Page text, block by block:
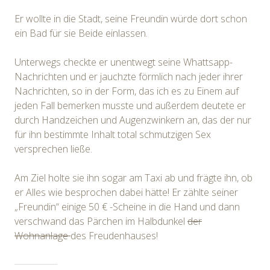
Er wollte in die Stadt, seine Freundin würde dort schon
ein Bad für sie Beide einlassen.
Unterwegs checkte er unentwegt seine Whattsapp-
Nachrichten und er jauchzte förmlich nach jeder ihrer
Nachrichten, so in der Form, das ich es zu Einem auf
jeden Fall bemerken musste und außerdem deutete er
durch Handzeichen und Augenzwinkern an, das der nur
für ihn bestimmte Inhalt total schmutzigen Sex
versprechen ließe.
Am Ziel holte sie ihn sogar am Taxi ab und frägte ihn, ob
er Alles wie besprochen dabei hätte! Er zählte seiner
„Freundin“ einige 50 € -Scheine in die Hand und dann
verschwand das Pärchen im Halbdunkel der
Wohnanlagedes Freudenhauses!